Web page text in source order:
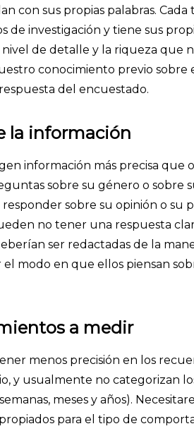
con sus propias palabras.
de investigación y tiene sus
de detalle y la riqueza que
conocimiento previo sobre
del encuestado.
la información
información más precisa que
sobre su género o sobre
sobre su opinión o su
no tener una respuesta
ser redactadas de la
modo en que ellos piensan
a medir
menos precisión en los
y usualmente no categorizan
meses y años).
para el tipo de